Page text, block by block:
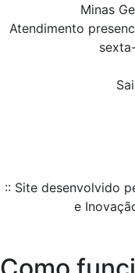
Minas
Atendimento
:: Site desenvolvido
e